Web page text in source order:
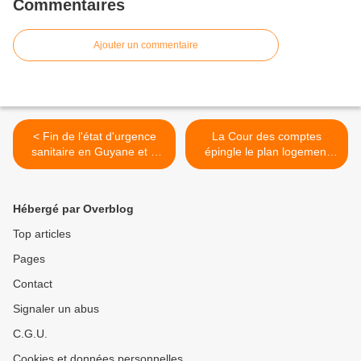
Commentaires
Ajouter un commentaire
< Fin de l'état d'urgence
sanitaire en Guyane et à
Mayotte
La Cour des comptes
épingle le plan logement
outre-mer >
Hébergé par Overblog
Top articles
Pages
Contact
Signaler un abus
C.G.U.